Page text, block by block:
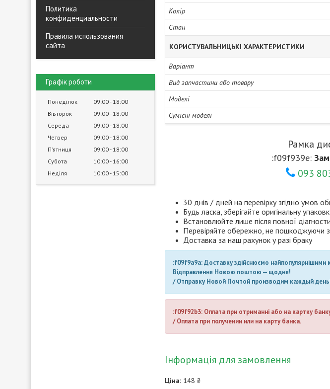
Политика
конфиденциальности
Правила использования
сайта
Графік роботи
Понеділок 09:00 18:00
Вівторок
09:00 18:00
Середа
09:00 18:00
Четвер
09:00 18:00
Пʼятниця
09:00 18:00
Субота
10:00 16:00
Неділя
10:00 15:00
Колір
Стан
КОРИСТУВАЛЬНИЦЬКІ ХАРАКТЕРИСТИКИ
Варіант
Вид запчастини або товару
Моделі
Сумісні моделі
Рамка
:f09f939e:
093
30 днів / дней на перевірку згідно умов
Будь ласка, зберігайте оригінальну
Встановлюйте лише після повної
Перевіряйте обережно, не пошкоджуючи
Доставка за наш рахунок у разі браку
:f09f9a9a: Доставку здійснюємо найпопулярнішими
Відправлення Новою поштою — щодня!
/ Отправку Новой Почтой производим каждый
:f09f92b3: Оплата при отриманні або на картку
/ Оплата при получении или на карту банка.
Інформація для замовлення
Ціна: 148 ₴